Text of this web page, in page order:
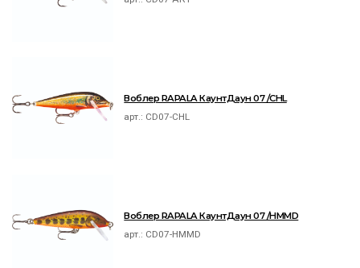
Воблер RAPALA КаунтДаун 07 /CHL
арт.: CD07-CHL
Воблер RAPALA КаунтДаун 07 /HMMD
арт.: CD07-HMMD